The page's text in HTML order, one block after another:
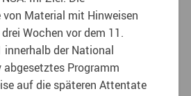
von Material mit Hinweisen
Wochen vor dem 11.
innerhalb der National
abgesetztes Programm
auf die späteren Attentate